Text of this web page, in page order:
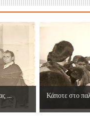
που έλαβαν
ΣΤΟ ΝΕΟ ΜΟΝΑΣΤΉΡΙ
... Κάποτε στο